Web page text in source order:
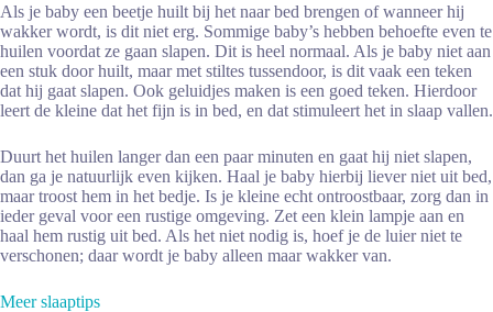
Als je baby een beetje huilt bij het naar bed brengen of wanneer hij
wakker wordt, is dit niet erg. Sommige baby’s hebben behoefte even te
huilen voordat ze gaan slapen. Dit is heel normaal. Als je baby niet aan
een stuk door huilt, maar met stiltes tussendoor, is dit vaak een teken
dat hij gaat slapen. Ook geluidjes maken is een goed teken. Hierdoor
leert de kleine dat het fijn is in bed, en dat stimuleert het in slaap vallen.
Duurt het huilen langer dan een paar minuten en gaat hij niet slapen,
dan ga je natuurlijk even kijken. Haal je baby hierbij liever niet uit bed,
maar troost hem in het bedje. Is je kleine echt ontroostbaar, zorg dan in
ieder geval voor een rustige omgeving. Zet een klein lampje aan en
haal hem rustig uit bed. Als het niet nodig is, hoef je de luier niet te
verschonen; daar wordt je baby alleen maar wakker van.
Meer slaaptips